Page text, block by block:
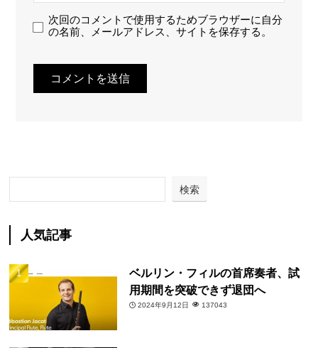
次回のコメントで使用するためブラウザーに自分
の名前、メールアドレス、サイトを保存する。
検索
人気記事
ベルリン・フィルの首席奏者、試
用期間を突破できず退団へ
2024年9月12日 137043